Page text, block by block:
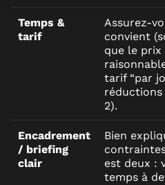
Temps &
tarif
Assurez-
convient
que le
tarif “par
2).
Encadrement
/ briefing
clair
Bien
est deux :
temps à